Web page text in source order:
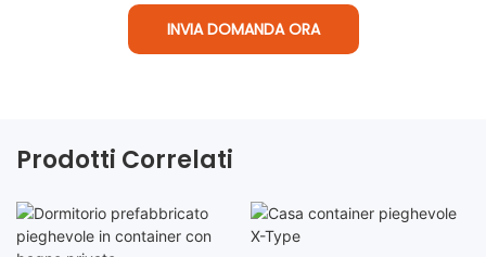
INVIA DOMANDA ORA
Prodotti Correlati